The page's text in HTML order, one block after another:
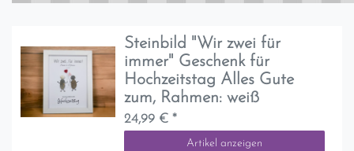
Steinbild "Wir zwei für
immer" Geschenk für
Hochzeitstag Alles Gute
zum, Rahmen: weiß
24,99 € *
Artikel anzeigen